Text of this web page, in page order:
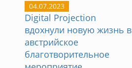
04.07.2023
Digital Projection
вдохнули новую жизнь в
австрийское
благотворительное